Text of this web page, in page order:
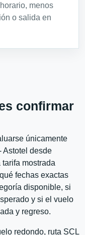
menos
o salida en
confirmar
únicamente
Astotel desde
mostrada
fechas exactas
disponible, si
y si el vuelo
y regreso.
redondo, ruta SCL